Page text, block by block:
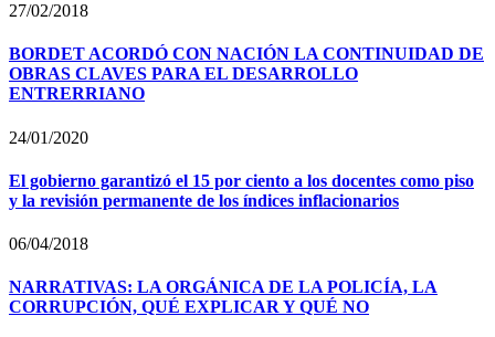
27/02/2018
BORDET ACORDÓ CON NACIÓN LA CONTINUIDAD DE
OBRAS CLAVES PARA EL DESARROLLO
ENTRERRIANO
24/01/2020
El gobierno garantizó el 15 por ciento a los docentes como piso
y la revisión permanente de los índices inflacionarios
06/04/2018
NARRATIVAS: LA ORGÁNICA DE LA POLICÍA, LA
CORRUPCIÓN, QUÉ EXPLICAR Y QUÉ NO